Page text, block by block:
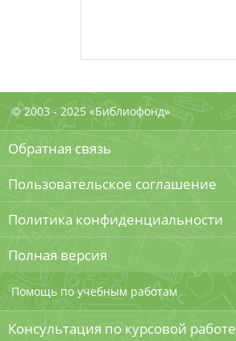
© 2003 - 2025 «Библиофонд»
Обратная связь
Пользовательское соглашение
Политика конфиденциальности
Полная версия
Помощь по учебным работам
Консультация по курсовой работе